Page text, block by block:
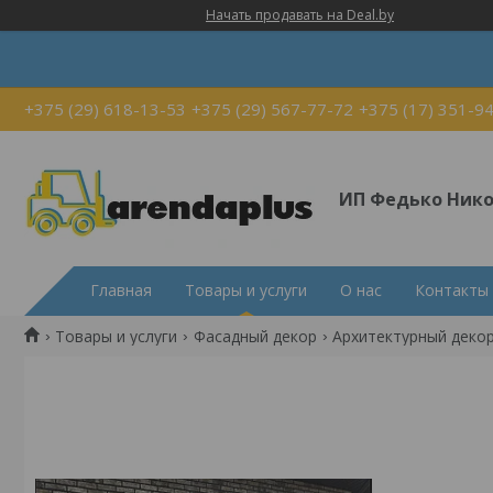
Начать продавать на Deal.by
+375 (29) 618-13-53 +375 (29) 567-77-72 +375 (17) 351-
ИП Федько
Главная Товары и услуги О нас Контакты
Товары и услуги Фасадный декор Архитектурный